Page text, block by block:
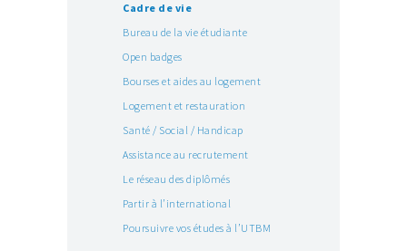
Cadre de vie
Bureau de la vie étudiante
Open badges
Bourses et aides au logement
Logement et restauration
Santé / Social / Handicap
Assistance au recrutement
Le réseau des diplômés
Partir à l’international
Poursuivre vos études à l’UTBM